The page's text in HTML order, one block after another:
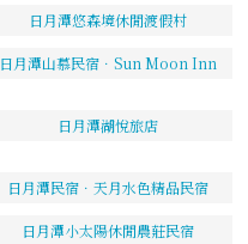
日月潭悠森境休閒渡假村
日月潭山慕民宿．Sun Moon Inn
日月潭湖悅旅店
日月潭民宿．天月水色精品民宿
日月潭小太陽休閒農莊民宿